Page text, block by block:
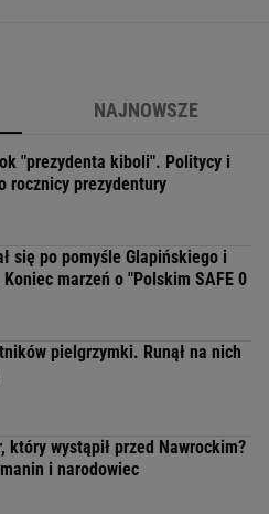
NAJNOWSZE
"prezydenta kiboli". Politycy i
rocznicy prezydentury
się po pomyśle Glapińskiego i
marzeń o "Polskim SAFE 0
pielgrzymki. Runął na nich
który wystąpił przed Nawrockim?
i narodowiec